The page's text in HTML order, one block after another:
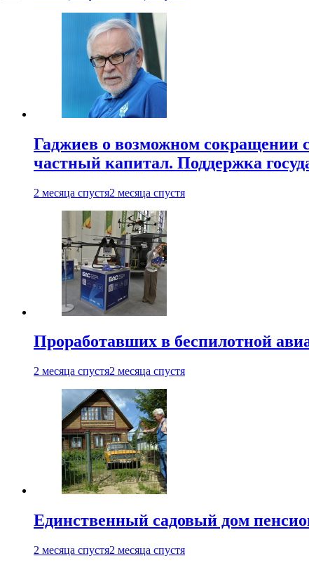
Гаджиев о возможном сокращении
частный капитал. Поддержка
2 месяца спустя2 месяца спустя
Проработавших в беспилотной
2 месяца спустя2 месяца спустя
Единственный садовый дом
2 месяца спустя2 месяца спустя